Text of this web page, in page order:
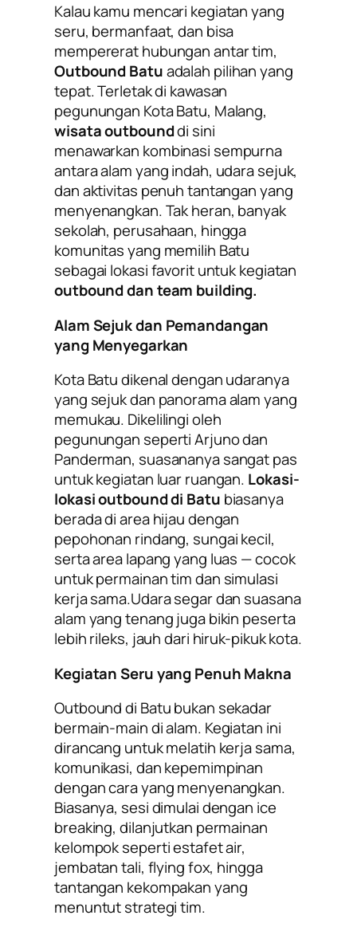
Kalau kamu mencari kegiatan yang
seru, bermanfaat, dan bisa
mempererat hubungan antar tim,
Outbound Batuadalah pilihan yang
tepat. Terletak di kawasan
pegunungan Kota Batu, Malang,
wisataoutbounddi sini
menawarkan kombinasi sempurna
antara alam yang indah, udara sejuk,
dan aktivitas penuh tantangan yang
menyenangkan. Tak heran, banyak
sekolah, perusahaan, hingga
komunitas yang memilih Batu
sebagai lokasi favorit untuk kegiatan
outbound dan team building.
Alam Sejuk dan Pemandangan
yang Menyegarkan
Kota Batu dikenal dengan udaranya
yang sejuk dan panorama alam yang
memukau. Dikelilingi oleh
pegunungan seperti Arjuno dan
Panderman, suasananya sangat pas
untuk kegiatan luar ruangan. Lokasi-
lokasi outbound di Batu biasanya
berada di area hijau dengan
pepohonan rindang, sungai kecil,
serta area lapang yang luas — cocok
untuk permainan tim dan simulasi
kerja sama.Udara segar dan suasana
alam yang tenang juga bikin peserta
lebih rileks, jauh dari hiruk-pikuk kota.
Kegiatan Seru yang Penuh Makna
Outbound di Batu bukan sekadar
bermain-main di alam. Kegiatan ini
dirancang untuk melatih kerja sama,
komunikasi, dan kepemimpinan
dengan cara yang menyenangkan.
Biasanya, sesi dimulai dengan ice
breaking, dilanjutkan permainan
kelompok seperti estafet air,
jembatan tali, flying fox, hingga
tantangan kekompakan yang
menuntut strategi tim.